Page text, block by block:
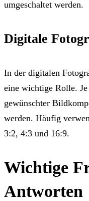
umgeschaltet werden.
Digitale
In der digitalen
eine wichtige Rolle.
gewünschter
werden. Häufig
3:2, 4:3 und 16:9.
Wichtige
Antworten